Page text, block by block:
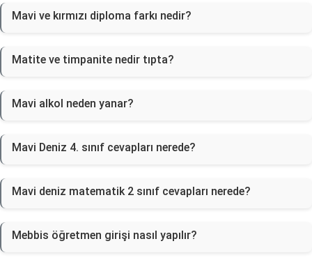
Mavi ve kırmızı diploma farkı nedir?
Matite ve timpanite nedir tıpta?
Mavi alkol neden yanar?
Mavi Deniz 4. sınıf cevapları nerede?
Mavi deniz matematik 2 sınıf cevapları nerede?
Mebbis öğretmen girişi nasıl yapılır?